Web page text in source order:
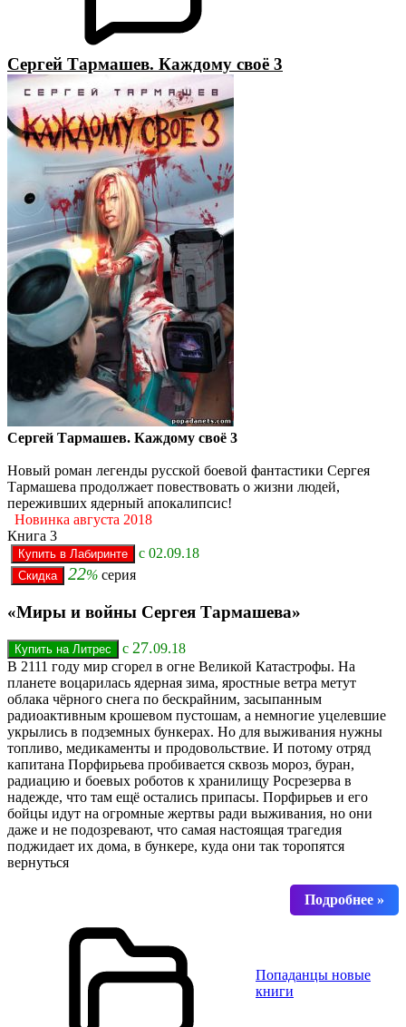
Сергей Тармашев. Каждому своё 3
Сергей Тармашев. Каждому своё 3
Новый роман легенды русской боевой фантастики Сергея
Тармашева продолжает повествовать о жизни людей,
переживших ядерный апокалипсис!
Новинка августа 2018
Книга 3
c 02.09.18
22% серия
«Миры и войны Сергея Тармашева»
с 27.09.18
В 2111 году мир сгорел в огне Великой Катастрофы. На
планете воцарилась ядерная зима, яростные ветра метут
облака чёрного снега по бескрайним, засыпанным
радиоактивным крошевом пустошам, а немногие уцелевшие
укрылись в подземных бункерах. Но для выживания нужны
топливо, медикаменты и продовольствие. И потому отряд
капитана Порфирьева пробивается сквозь мороз, буран,
радиацию и боевых роботов к хранилищу Росрезерва в
надежде, что там ещё остались припасы. Порфирьев и его
бойцы идут на огромные жертвы ради выживания, но они
даже и не подозревают, что самая настоящая трагедия
поджидает их дома, в бункере, куда они так торопятся
вернуться
Попаданцы новые
книги